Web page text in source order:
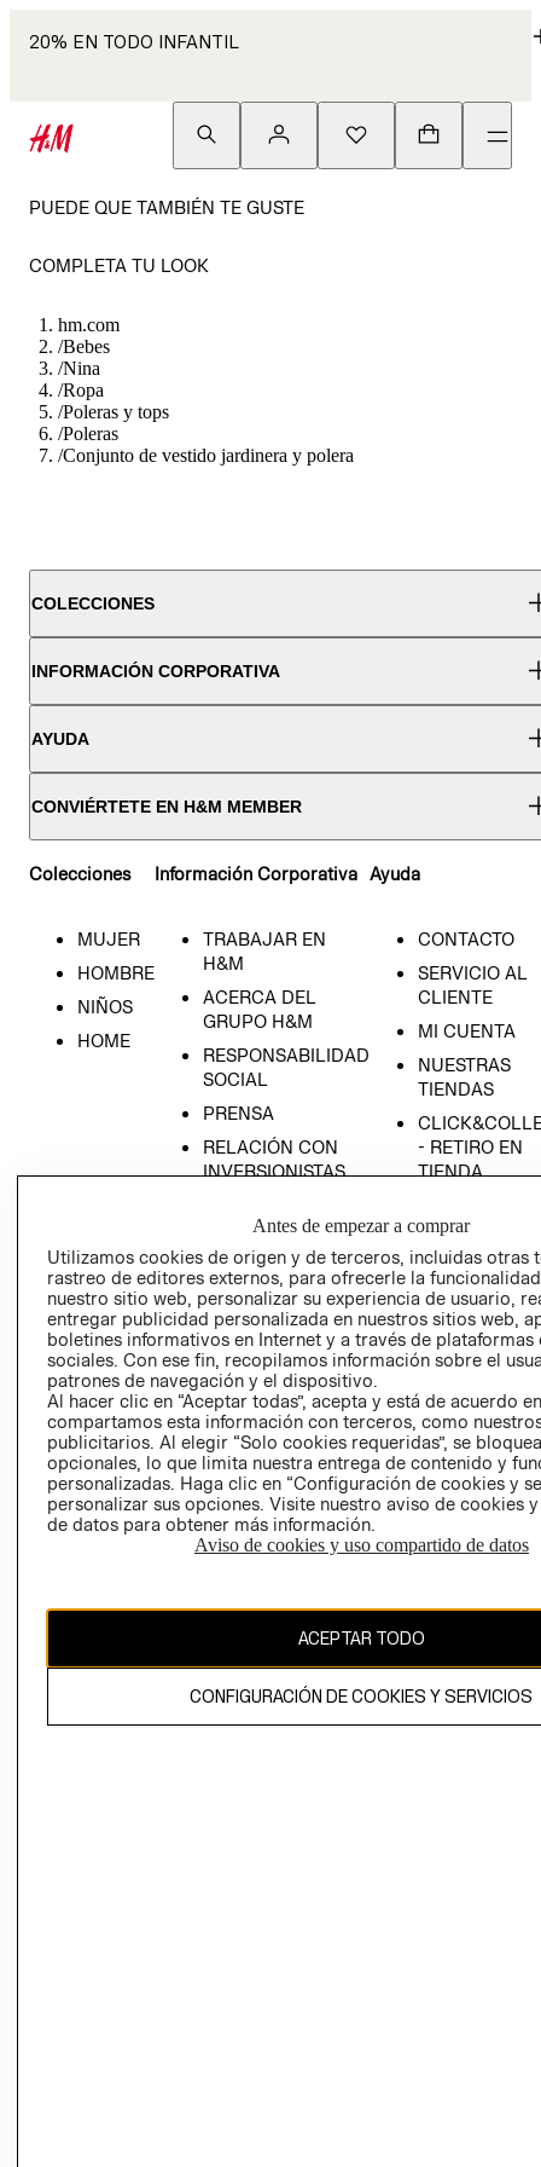
20% EN TODO INFANTIL
PUEDE QUE TAMBIÉN TE GUSTE
COMPLETA TU LOOK
hm.com
/Bebes
/Nina
/Ropa
/Poleras y tops
/Poleras
/Conjunto de vestido jardinera y polera
COLECCIONES
INFORMACIÓN CORPORATIVA
AYUDA
CONVIÉRTETE EN H&M MEMBER
Colecciones
MUJER
HOMBRE
NIÑOS
HOME
Información Corporativa
TRABAJAR EN
H&M
ACERCA DEL
GRUPO H&M
RESPONSABILIDAD
SOCIAL
PRENSA
RELACIÓN CON
INVERSIONISTAS
EMPRESARIAL
Ayuda
CONTACTO
SERVICIO AL
CLIENTE
MI CUENTA
NUESTRAS
TIENDAS
- RETIRO EN
TIENDA
CONDICIONES
AVISO DE
PRIVACIDAD
GIFT CARD
AVISO DE
El contenido de esta página web está protegido por copyright y es
Antes de empezar a comprar
Utilizamos cookies de origen y de terceros, incluidas otras
rastreo de editores externos, para ofrecerle la
nuestro sitio web, personalizar su experiencia de usuario,
entregar publicidad personalizada en nuestros sitios web,
boletines informativos en Internet y a través de plataformas
sociales. Con ese fin, recopilamos información sobre el
patrones de navegación y el dispositivo.
Al hacer clic en “Aceptar todas”, acepta y está de acuerdo
compartamos esta información con terceros, como
publicitarios. Al elegir “Solo cookies requeridas”, se
opcionales, lo que limita nuestra entrega de contenido y
personalizadas. Haga clic en “Configuración de cookies y
personalizar sus opciones. Visite nuestro aviso de cookies
de datos para obtener más información.
Aviso de cookies y uso compartido de datos
ACEPTAR TODO
CONFIGURACIÓN DE COOKIES Y SERVICIOS